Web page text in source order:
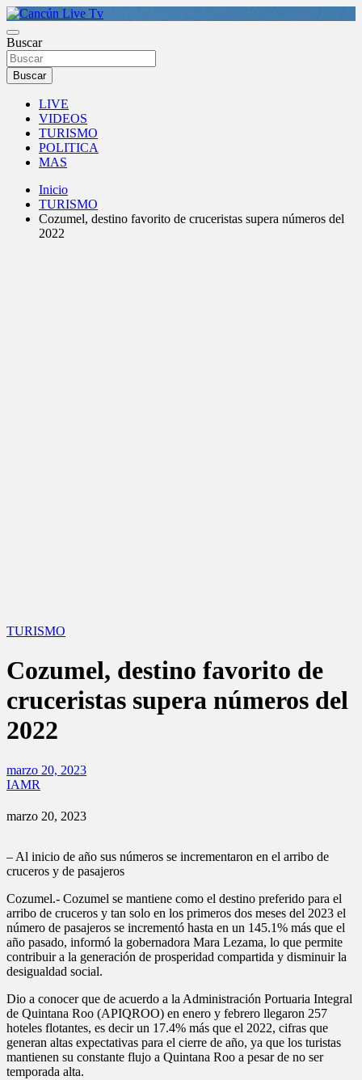
Saltar
al
contenido
Cancún Live Tv
Medio de comunicación en Cancún desde 2004
Buscar
Buscar
LIVE
VIDEOS
TURISMO
POLITICA
MAS
Inicio
TURISMO
Cozumel, destino favorito de cruceristas supera números del
2022
TURISMO
Cozumel, destino favorito de
cruceristas supera números del
2022
marzo 20, 2023
IAMR
marzo 20, 2023
– Al inicio de año sus números se incrementaron en el arribo de
cruceros y de pasajeros
Cozumel.- Cozumel se mantiene como el destino preferido para el
arribo de cruceros y tan solo en los primeros dos meses del 2023 el
número de pasajeros se incrementó hasta en un 145.1% más que el
año pasado, informó la gobernadora Mara Lezama, lo que permite
contribuir a la generación de prosperidad compartida y disminuir la
desigualdad social.
Dio a conocer que de acuerdo a la Administración Portuaria Integral
de Quintana Roo (APIQROO) en enero y febrero llegaron 257
hoteles flotantes, es decir un 17.4% más que el 2022, cifras que
generan altas expectativas para el cierre de año, ya que los turistas
mantienen su constante flujo a Quintana Roo a pesar de no ser
temporada alta.